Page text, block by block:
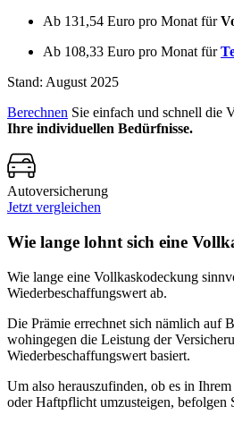
Ab 131,54 Euro pro Monat für
Ab 108,33 Euro pro Monat für
Stand: August 2025
Berechnen Sie einfach und schnell die
Ihre individuellen Bedürfnisse.
Autoversicherung
Jetzt vergleichen
Wie lange lohnt sich eine
Wie lange eine Vollkaskodeckung
Wiederbeschaffungswert ab.
Die Prämie errechnet sich nämlich auf
wohingegen die Leistung der
Wiederbeschaffungswert basiert.
Um also herauszufinden, ob es in
oder Haftpflicht umzusteigen, befolgen